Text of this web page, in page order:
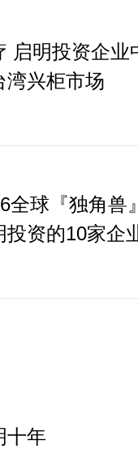
启明投资企业
湾兴柜市场
全球『独角兽
投资的10家企
十年